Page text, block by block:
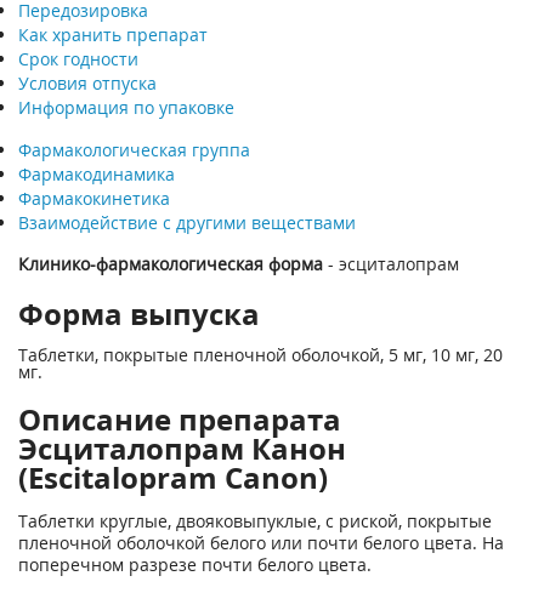
Передозировка
Как хранить препарат
Срок годности
Условия отпуска
Информация по упаковке
Фармакологическая группа
Фармакодинамика
Фармакокинетика
Взаимодействие с другими веществами
Клинико-фармакологическая форма - эсциталопрам
Форма выпуска
Таблетки, покрытые пленочной оболочкой, 5 мг, 10 мг, 20
мг.
Описание препарата
Эсциталопрам Канон
(Escitalopram Canon)
Таблетки круглые, двояковыпуклые, с риской, покрытые
пленочной оболочкой белого или почти белого цвета. На
поперечном разрезе почти белого цвета.